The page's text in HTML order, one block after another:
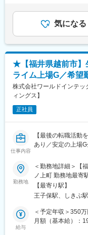
顧客からいかにシ
す。
変更の範囲：会社
・電力会社、重電
・新市場開拓
【顧客】電力会社
関西電力、北陸電
【魅力】
当社はプライム上
社会を支える重要
携わることができ
築いていただけま
あり）。
得ながら営業活動
スタイルです。
顧客は国内の電力
として高度な交渉
つです。
既存事業の強化に
上下する可能性が
す。
気になる
★【福井県越前市
ライム上場G／希
株式会社ワールドインテ
ィングス】
正社員
仕事内容
【最後の転職活動
あり／安定の上場
◆業務内容
以下の業務に従事
・測定器具の手配業
（1）依頼者との内
（2）依頼内容を
（3）ゲージメー
・測定器具のデー
勤務地
＜勤務地詳細＞【
ノ上町 勤務地最寄
の範囲：会社の定
【最寄り駅】
王子保駅、しきぶ
給与
＜予定年収＞350
月額（基本給）：